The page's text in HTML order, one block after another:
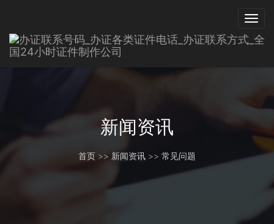
新闻资讯
首页 >> 新闻资讯 >> 常见问题